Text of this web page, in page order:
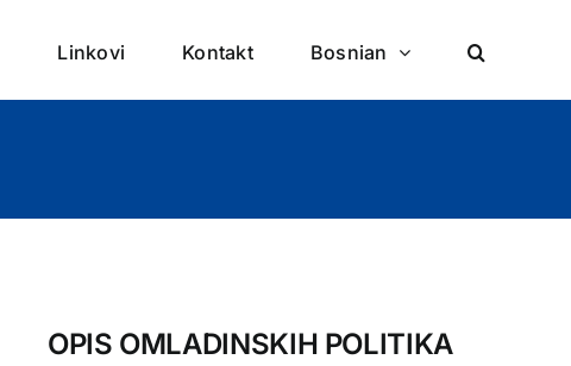
Linkovi Kontakt Bosnian
OPIS OMLADINSKIH POLITIKA